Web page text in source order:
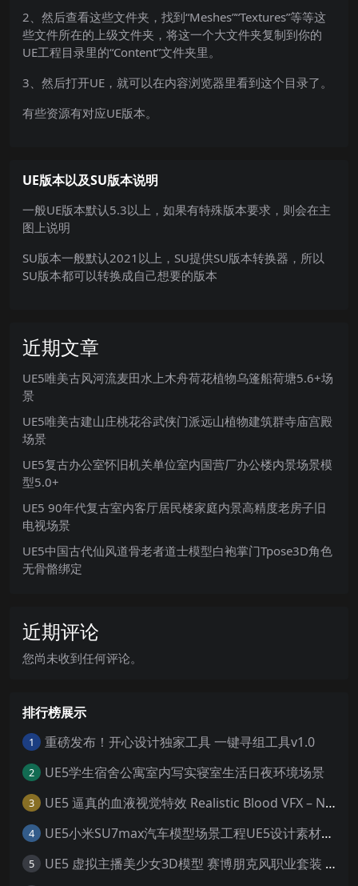
2、然后查看这些文件夹，找到“Meshes”“Textures”等等这
些文件所在的上级文件夹，将这一个大文件夹复制到你的
UE工程目录里的“Content”文件夹里。
3、然后打开UE，就可以在内容浏览器里看到这个目录了。
有些资源有对应UE版本。
UE版本以及SU版本说明
一般UE版本默认5.3以上，如果有特殊版本要求，则会在主
图上说明
SU版本一般默认2021以上，SU提供SU版本转换器，所以
SU版本都可以转换成自己想要的版本
近期文章
UE5唯美古风河流麦田水上木舟荷花植物乌篷船荷塘5.6+场
景
UE5唯美古建山庄桃花谷武侠门派远山植物建筑群寺庙宫殿
场景
UE5复古办公室怀旧机关单位室内国营厂办公楼内景场景模
型5.0+
UE5 90年代复古室内客厅居民楼家庭内景高精度老房子旧
电视场景
UE5中国古代仙风道骨老者道士模型白袍掌门Tpose3D角色
无骨骼绑定
近期评论
您尚未收到任何评论。
排行榜展示
1 重磅发布！开心设计独家工具 一键寻组工具v1.0
2 UE5学生宿舍公寓室内写实寝室生活日夜环境场景
3 UE5 逼真的血液视觉特效 Realistic Blood VFX – Niagara Blood Effects
4 UE5小米SU7max汽车模型场景工程UE5设计素材写实风格汽车工程
5 UE5 虚拟主播美少女3D模型 赛博朋克风职业套装 游戏角色素材